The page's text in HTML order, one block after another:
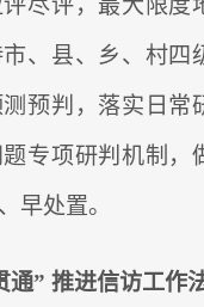
尽评，最大限度
、县、乡、村四
预判，落实日常
专项研判机制，
早处置。
通” 推进信访工作